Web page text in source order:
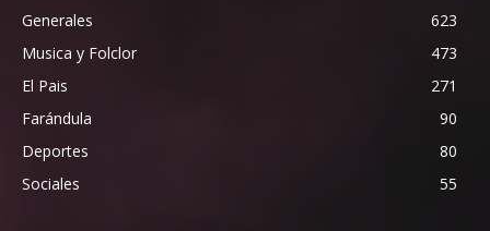
Generales
623
Musica y Folclor
473
El Pais
271
Farándula
90
Deportes
80
Sociales
55